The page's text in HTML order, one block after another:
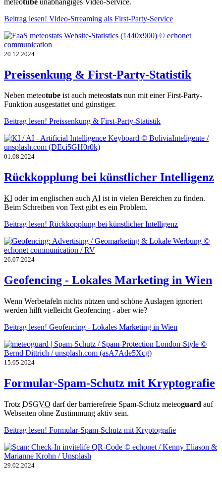
Beitrag lesen! Video-Streaming als First-Party-Service
20.12.2024
Preissenkung & First-Party-Statistik
Neben meteotube ist auch meteostats nun mit einer First-Party-
Funktion ausgestattet und günstiger.
Beitrag lesen! Preissenkung & First-Party-Statistik
01.08.2024
Rückkopplung bei künstlicher Intelligenz
KI oder im englischen auch AI ist in vielen Bereichen zu finden.
Beim Schreiben von Text gibt es ein Problem.
Beitrag lesen! Rückkopplung bei künstlicher Intelligenz
26.07.2024
Geofencing - Lokales Marketing in Wien
Wenn Werbetafeln nichts nützen und schöne Auslagen ignoriert
werden hilft vielleicht Geofencing - aber wie?
Beitrag lesen! Geofencing - Lokales Marketing in Wien
15.05.2024
Formular-Spam-Schutz mit Kryptografie
Trotz DSGVO darf der barrierefreie Spam-Schutz meteoguard auf
Webseiten ohne Zustimmung aktiv sein.
Beitrag lesen! Formular-Spam-Schutz mit Kryptografie
29.02.2024